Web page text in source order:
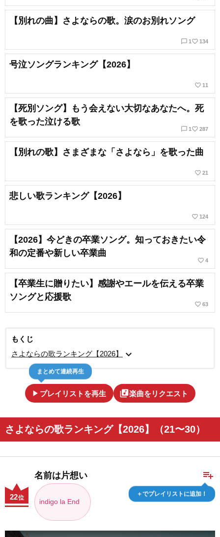
【別れの曲】さよならの歌。涙のお別れソング
chat_bubble_outline 1 favorite_border 134
号泣ソングランキング【2026】
favorite_border 11
【死別ソング】もう会えない大切なあなたへ。死
を歌った泣ける歌
chat_bubble_outline 1 favorite_border 287
【別れの歌】さまざまな「さよなら」を歌った曲
favorite_border 21
悲しい歌ランキング【2026】
favorite_border 124
【2026】今どきの卒業ソング。知っておきたい令
和の定番や新しい卒業曲
favorite_border 4
【卒業生に贈りたい】感謝やエールを伝える卒業
ソングと応援歌
favorite_border 63
もくじ
さよならの歌ランキング【2026】
expand_more
play_arrow プレイリストを再生
まとめて連続再生
library_music楽曲をリクエスト
さよならの歌ランキング【2026】（21〜30）
playlist_add
＋でプレイリストに追加！
名前は片想い
indigo la End
22位